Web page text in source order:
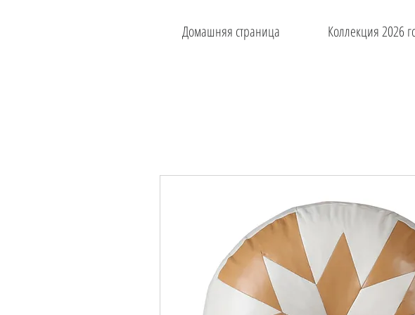
Домашняя страница Коллекция 2026